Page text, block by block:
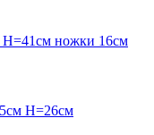
ножки 16см
H=26см